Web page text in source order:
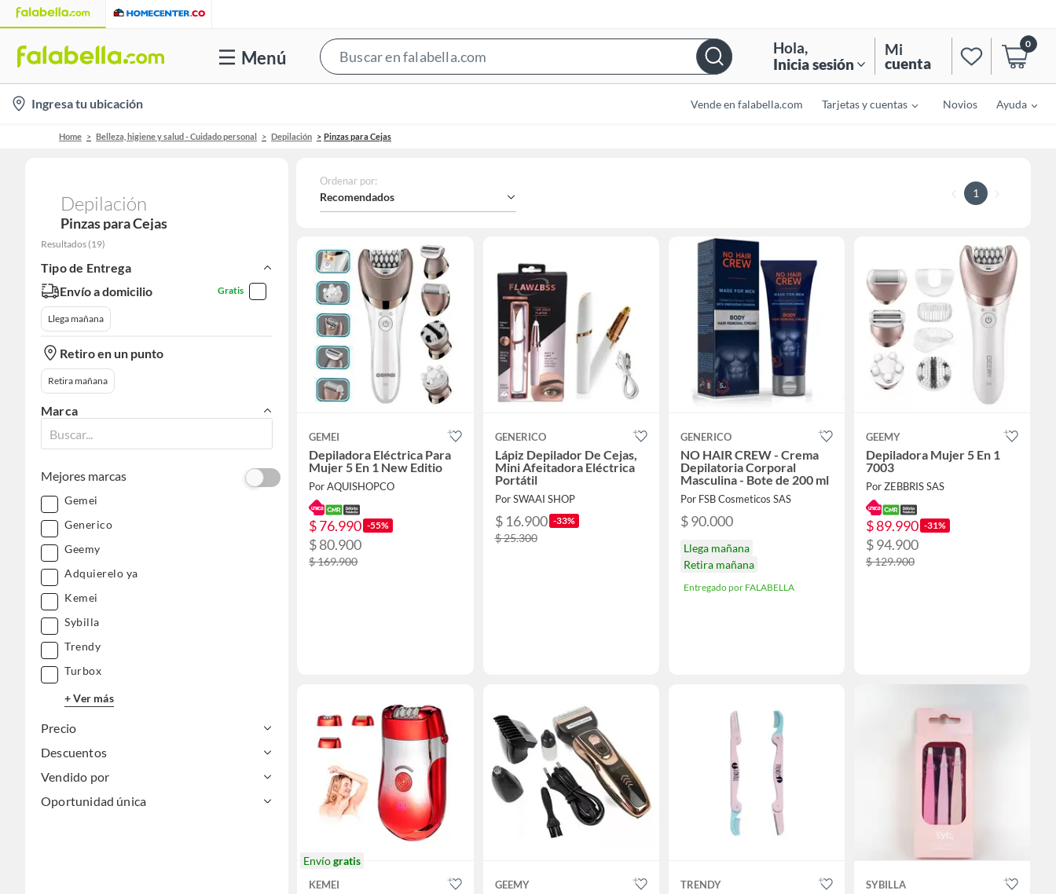
Menú
Bar
Hola,
Inicia sesión
Mi
cuenta
0
location-
icon
Ingresa tu ubicación Vende en falabella.com Tarjetas y cuentas Novios Ayuda
Home Belleza, higiene y salud - Cuidado personal Depilación Pinzas para Cejas
Depilación
Pinzas para Cejas
Resultados (19)
Tipo de Entrega
Envío a domicilio
Gratis
Llega mañana
Retiro en un punto
Retira mañana
Marca
Mejores marcas
Gemei
Generico
Geemy
Adquierelo ya
Kemei
Sybilla
Trendy
Turbox
+ Ver más
Precio
Descuentos
Vendido por
Oportunidad única
Ordenar por:
Recomendados 1
GEMEI
Depiladora Eléctrica Para
Mujer 5 En 1 New Editio
Por AQUISHOPCO
$ 76.990 -55%
$ 80.900
$ 169.900
GENERICO
Lápiz Depilador De Cejas,
Mini Afeitadora Eléctrica
Portátil
Por SWAAI SHOP
$ 16.900 -33%
$ 25.300
GENERICO
NO HAIR CREW - Crema
Depilatoria Corporal
Masculina - Bote de 200 ml
Por FSB Cosmeticos SAS
$ 90.000
Llega mañana
Retira mañana
Entregado por FALABELLA
GEEMY
Depiladora Mujer 5 En 1
7003
Por ZEBBRIS SAS
$ 89.990 -31%
$ 94.900
$ 129.900
Envíogratis
KEMEI GEEMY TRENDY SYBILLA